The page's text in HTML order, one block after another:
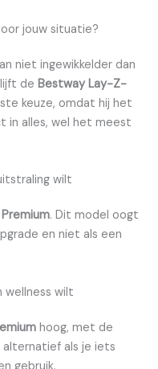
jouw situatie?
niet ingewikkelder dan
de Bestway Lay-Z-
keuze, omdat hij het
in alles, wel het meest
wilt
. Dit model oogt
en niet als een
wellness wilt
hoog, met de
alternatief als je iets
gebruik.